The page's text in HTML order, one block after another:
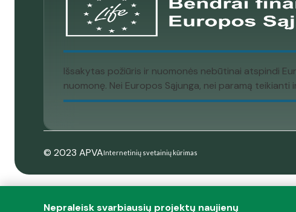
Išsakytas požiūris ir nuomonės nebūtinai atspindi
nuomonę. Nei Europos Sąjunga, nei paramą
© 2023 APVAInternetinių svetainių kūrimas
Nepraleisk svarbiausių projektų naujienų